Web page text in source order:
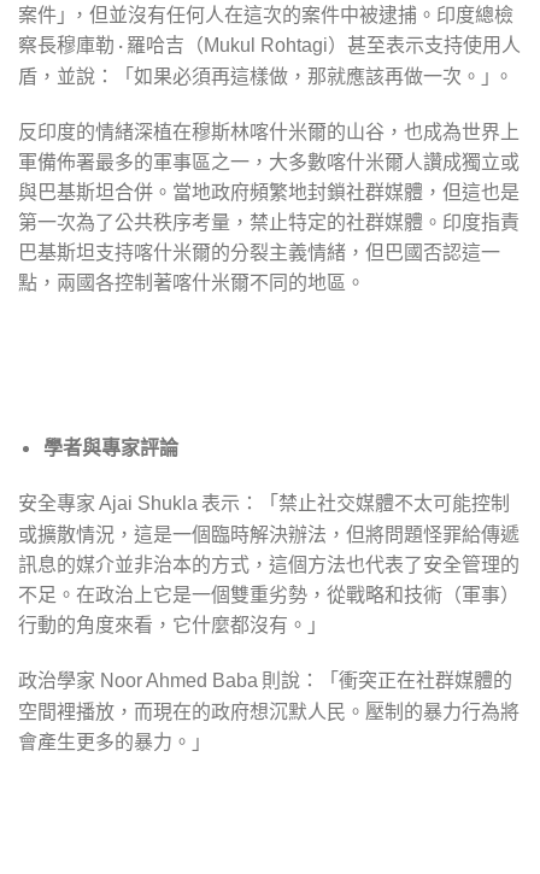
案件｣ ，但並沒有任何人在這次的案件中被逮捕。印度總檢
察長穆庫勒 · 羅哈吉（Mukul Rohtagi）甚至表示支持使用人
盾，並說：「如果必須再這樣做，那就應該再做一次。｣ 。
反印度的情緒深植在穆斯林喀什米爾的山谷，也成為世界上
軍備佈署最多的軍事區之一，大多數喀什米爾人讚成獨立或
與巴基斯坦合併。當地政府頻繁地封鎖社群媒體，但這也是
第一次為了公共秩序考量，禁止特定的社群媒體。印度指責
巴基斯坦支持喀什米爾的分裂主義情緒，但巴國否認這一
點，兩國各控制著喀什米爾不同的地區。
學者與專家評論
安全專家 Ajai Shukla 表示：「禁止社交媒體不太可能控制
或擴散情況，這是一個臨時解決辦法，但將問題怪罪給傳遞
訊息的媒介並非治本的方式，這個方法也代表了安全管理的
不足。在政治上它是一個雙重劣勢，從戰略和技術（軍事）
行動的角度來看，它什麼都沒有。｣
政治學家 Noor Ahmed Baba 則說：「衝突正在社群媒體的
空間裡播放，而現在的政府想沉默人民。壓制的暴力行為將
會產生更多的暴力。｣